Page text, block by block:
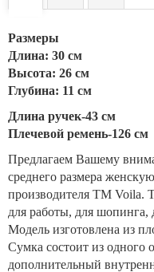
Размеры
Длина: 30 см
Высота: 26 см
Глубина: 11 см
Длина ручек-43 см
Плечевой ремень-126 см
Предлагаем Вашему
среднего размера
производителя TM Voila.
для работы, для шопинга,
Модель изготовлена из
Сумка состоит из одного
дополнительный